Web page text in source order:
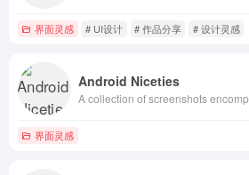
界面灵感 # UI设计 # 作品分享 # 设计灵感
Android Niceties
界面灵感